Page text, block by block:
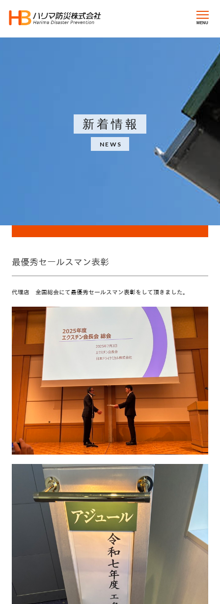
MENU
新着情報
NEWS
最優秀セールスマン表彰
代理店 全国総会にて最優秀セールスマン表彰をして頂きました。